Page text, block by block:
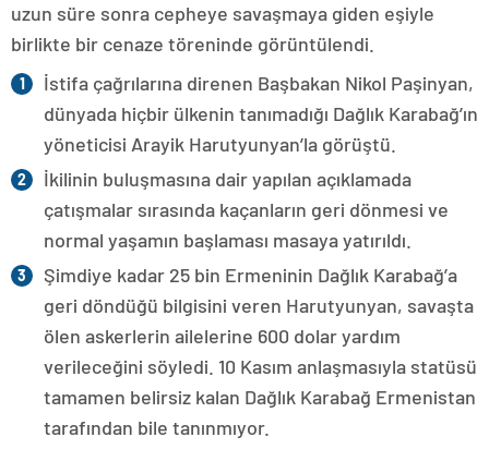
uzun süre sonra cepheye savaşmaya giden eşiyle
birlikte bir cenaze töreninde görüntülendi.
İstifa çağrılarına direnen Başbakan Nikol Paşinyan,
dünyada hiçbir ülkenin tanımadığı Dağlık Karabağ’ın
yöneticisi Arayik Harutyunyan’la görüştü.
İkilinin buluşmasına dair yapılan açıklamada
çatışmalar sırasında kaçanların geri dönmesi ve
normal yaşamın başlaması masaya yatırıldı.
Şimdiye kadar 25 bin Ermeninin Dağlık Karabağ’a
geri döndüğü bilgisini veren Harutyunyan, savaşta
ölen askerlerin ailelerine 600 dolar yardım
verileceğini söyledi. 10 Kasım anlaşmasıyla statüsü
tamamen belirsiz kalan Dağlık Karabağ Ermenistan
tarafından bile tanınmıyor.